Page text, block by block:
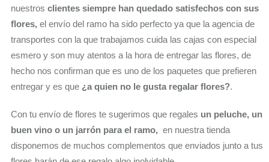
nuestrosclientes siempre han quedado satisfechos con sus
flores,el envío del ramo ha sido perfecto ya que la agencia de
transportes con la que trabajamos cuida las cajas con especial
esmero y son muy atentos a la hora de entregar las flores, de
hecho nos confirman que es uno de los paquetes que prefieren
entregar y es que ¿a quien no le gusta regalar flores?.
Con tu envío de flores te sugerimos que regales un peluche, un
buen vino o un jarrón para el ramo, en nuestra tienda
disponemos de muchos complementos que enviados junto a tus